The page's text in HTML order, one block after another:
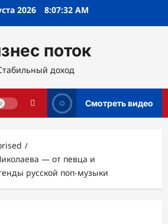
2026 8:07:34 AM
поток
доход
Смотреть видео
— от певца и
русской поп-музыки